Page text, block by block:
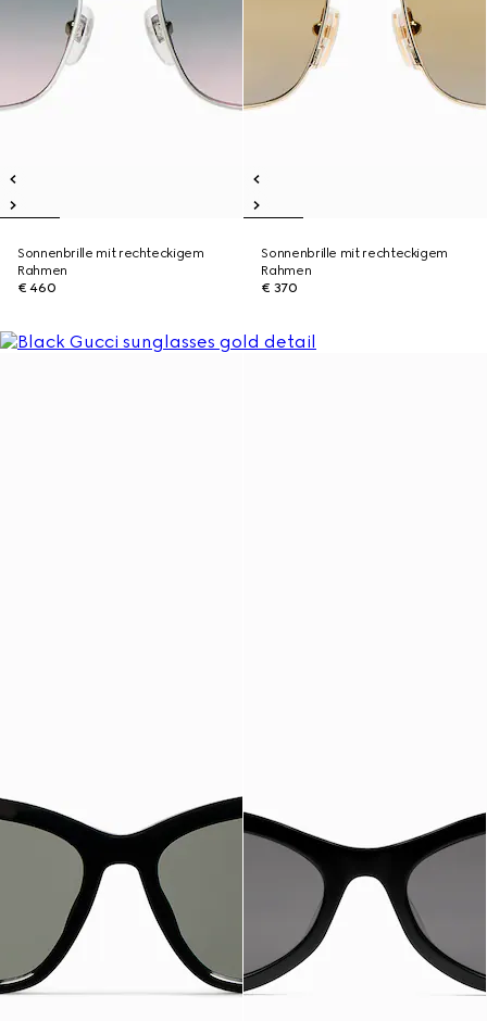
Sonnenbrille mit rechteckigem
Rahmen
€ 460
Sonnenbrille mit rechteckigem
Rahmen
€ 370